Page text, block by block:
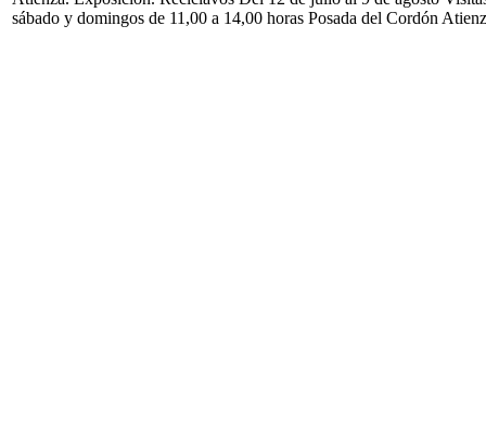
sábado y domingos de 11,00 a 14,00 horas Posada del Cordón